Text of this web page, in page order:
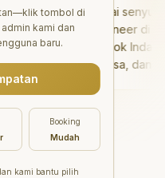
daerah yang strategis,
sehingga nyaman
direkomendasikan
perawatan gigi yang
dan berkualitas!
"Saya menyukai senyum
saya berkat veneer di
Aesthetic Pondok Indah!
Timnya luar biasa, dan
hasilnya melebihi ekspektasi
saya. Saya tersenyum
dengan percaya diri setiap
tombol di
kami dan
baru.
Booking
Mudah
kami bantu pilih